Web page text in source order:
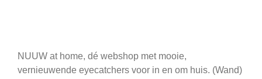
NUUW at home, dé webshop met mooie,
vernieuwende eyecatchers voor in en om huis. (Wand)